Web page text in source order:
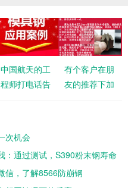
中国航天的工
程师打电话告
8566
有个客户在朋
友的推荐下加
次机会
：通过测试，S390粉末钢寿命
信，了解8566防崩钢